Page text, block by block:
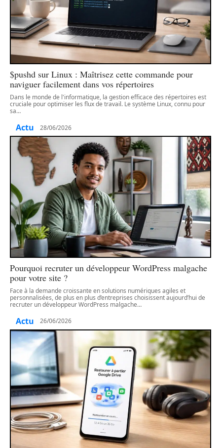
$pushd sur Linux : Maîtrisez cette commande pour
naviguer facilement dans vos répertoires
Dans le monde de l'informatique, la gestion efficace des répertoires est
cruciale pour optimiser les flux de travail. Le système Linux, connu pour
sa…
Actu 28/06/2026
Pourquoi recruter un développeur WordPress malgache
pour votre site ?
Face à la demande croissante en solutions numériques agiles et
personnalisées, de plus en plus d’entreprises choisissent aujourd’hui de
recruter un développeur WordPress malgache…
Actu 26/06/2026